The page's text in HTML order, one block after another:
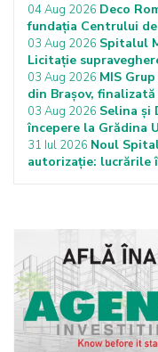
04 Aug 2026 Deco
fundația Centrului
03 Aug 2026 Spitalul
Licitație
03 Aug 2026 MIS
din Brașov,
03 Aug 2026 Selina și
începere la Grădina
31 Iul 2026 Noul
autorizație: lucrările